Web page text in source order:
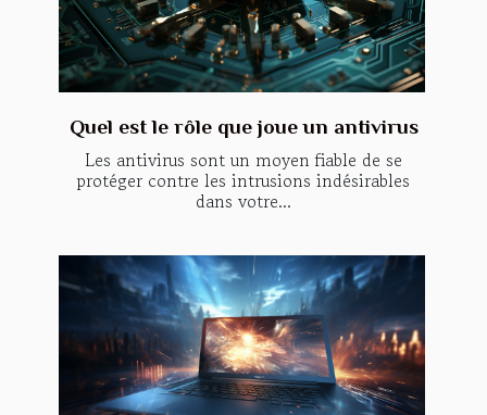
Quel est le rôle que joue un antivirus
Les antivirus sont un moyen fiable de se
protéger contre les intrusions indésirables
dans votre...